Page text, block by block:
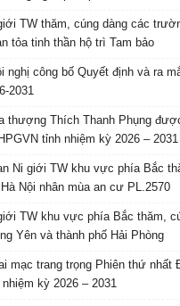
TW thăm, cúng dàng các
tỏa tinh thần hộ trì Tam bảo
nghị công bố Quyết định và ra
2031
thượng Thích Thanh Phụng
tỉnh nhiệm kỳ 2026 – 2031
Ni giới TW khu vực phía Bắc
Nội nhân mùa an cư PL.2570
TW khu vực phía Bắc thăm,
Yên và thành phố Hải Phòng
mạc trang trọng Phiên thứ nhất
kỳ 2026 – 2031